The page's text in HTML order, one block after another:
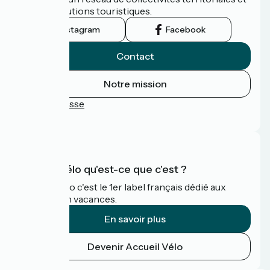
leurs institutions touristiques.
Instagram Facebook
Contact
Notre mission
Espace Presse
Accueil Vélo qu'est-ce que c'est ?
Accueil Vélo c'est le 1er label français dédié aux
cyclistes en vacances.
En savoir plus
Devenir Accueil Vélo